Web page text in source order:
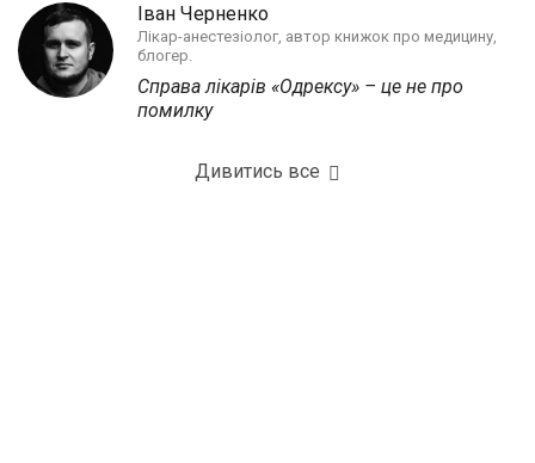
Іван Черненко
Лікар-анестезіолог, автор книжок про медицину,
блогер.
Справа лікарів «Одрексу» – це не про
помилку
Дивитись все